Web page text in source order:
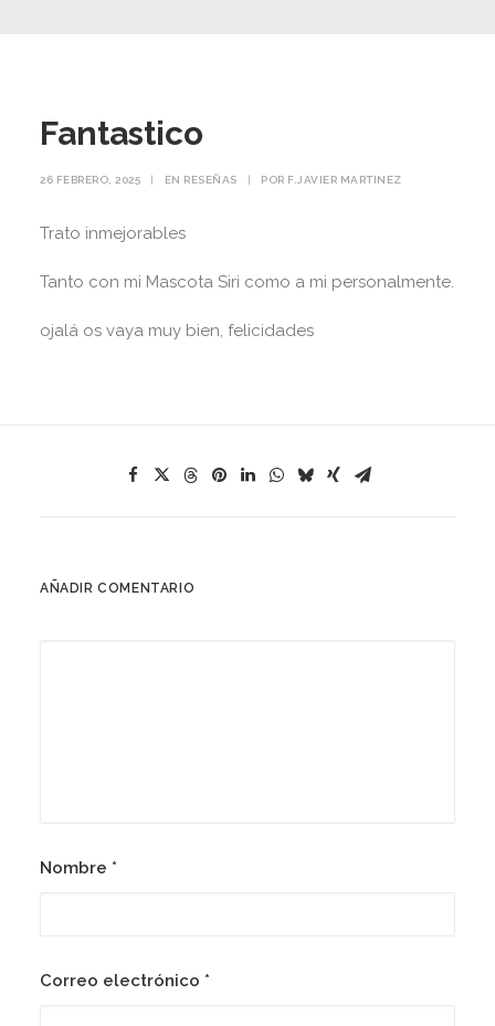
Fantastico
26 FEBRERO, 2025 | EN RESEÑAS | POR F.JAVIER MARTINEZ
Trato inmejorables
Tanto con mi Mascota Siri como a mi personalmente.
ojalá os vaya muy bien, felicidades
AÑADIR COMENTARIO
Nombre *
Correo electrónico *